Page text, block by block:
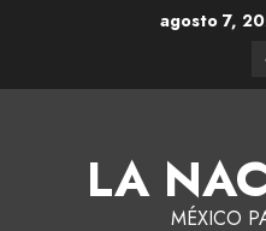
agosto 7,
LA
MÉXICO